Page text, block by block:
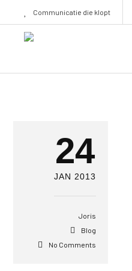
Communicatie die klopt
24
JAN 2013
Joris
Blog
No Comments